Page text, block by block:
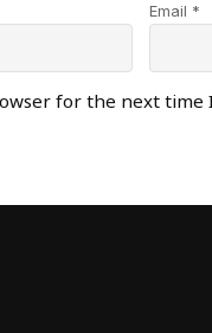
Email *
for the next time